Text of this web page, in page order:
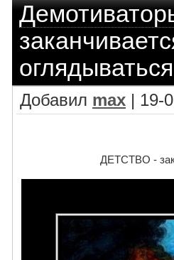
Добавил max | 19-
ДЕТСТВО -